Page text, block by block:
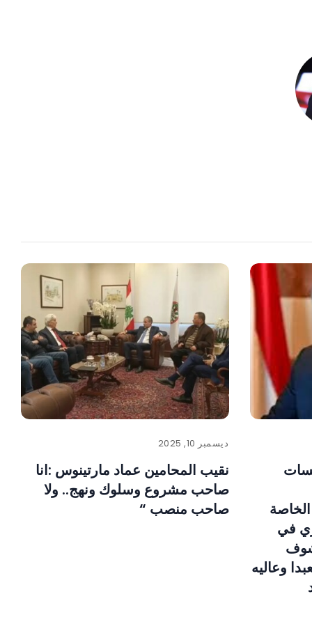
في
وعاليه
ديسمبر 10, 2025
نقيب المحامين عماد مارتينوس :انا
صاحب مشروع وسلوك ونهج.. ولا
صاحب منصب “